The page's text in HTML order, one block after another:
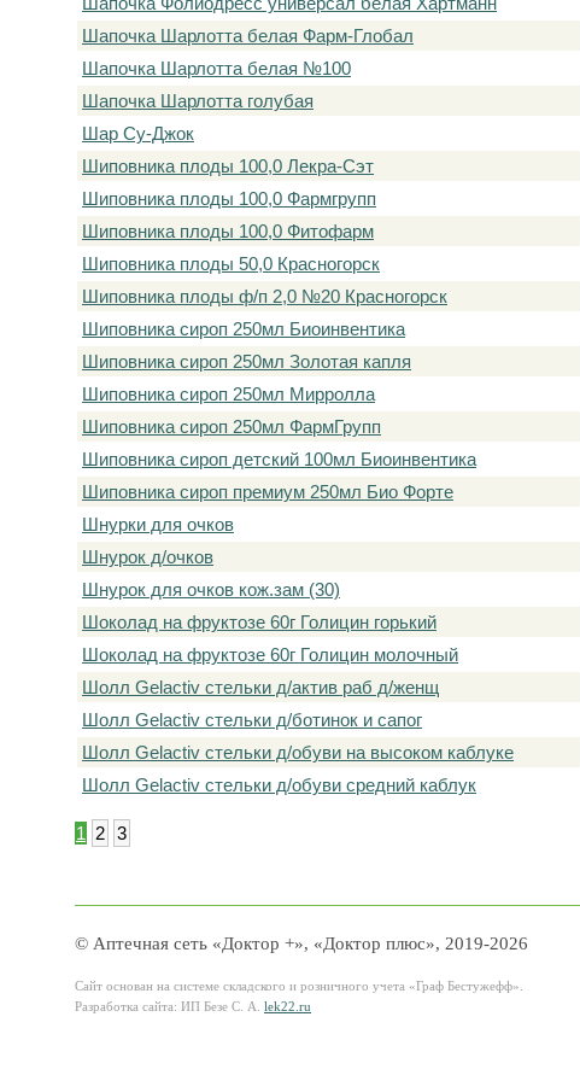
Шапочка Шарлотта белая Фарм-Глобал
Шапочка Шарлотта белая №100
Шапочка Шарлотта голубая
Шар Су-Джок
Шиповника плоды 100,0 Лекра-Сэт
Шиповника плоды 100,0 Фармгрупп
Шиповника плоды 100,0 Фитофарм
Шиповника плоды 50,0 Красногорск
Шиповника плоды ф/п 2,0 №20 Красногорск
Шиповника сироп 250мл Биоинвентика
Шиповника сироп 250мл Золотая капля
Шиповника сироп 250мл Мирролла
Шиповника сироп 250мл ФармГрупп
Шиповника сироп детский 100мл Биоинвентика
Шиповника сироп премиум 250мл Био Форте
Шнурки для очков
Шнурок д/очков
Шнурок для очков кож.зам (30)
Шоколад на фруктозе 60г Голицин горький
Шоколад на фруктозе 60г Голицин молочный
Шолл Gelactiv стельки д/актив раб д/женщ
Шолл Gelactiv стельки д/ботинок и сапог
Шолл Gelactiv стельки д/обуви на высоком каблуке
Шолл Gelactiv стельки д/обуви средний каблук
1 2 3
© Аптечная сеть «Доктор +», «Доктор плюс», 2019-2026
Сайт основан на системе складского и розничного учета «Граф Бестужефф».
Разработка сайта: ИП Безе С. А. lek22.ru